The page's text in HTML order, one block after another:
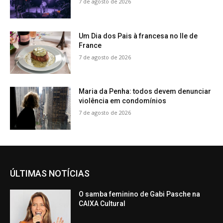
Um Dia dos Pais à francesa no Ile de
France
7 de agosto de 2026
Maria da Penha: todos devem denunciar
violência em condomínios
7 de agosto de 2026
ÚLTIMAS NOTÍCIAS
O samba feminino de Gabi Pasche na
CAIXA Cultural